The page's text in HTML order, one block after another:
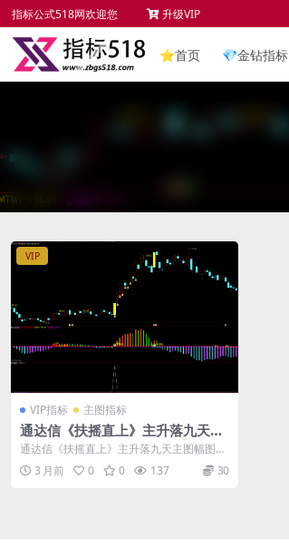
指标公式518网欢迎您 升级VIP
⭐首页 💎金钻指标
VIP指标 主图指标
通达信《扶摇直上》主升落九天主
图幅图指标公式
VIP
通达信《扶摇直上》主升落九天主图幅图指
标公式： 主图无未来函数，幅图有未来，用
在...3 月前 0 0 137 30